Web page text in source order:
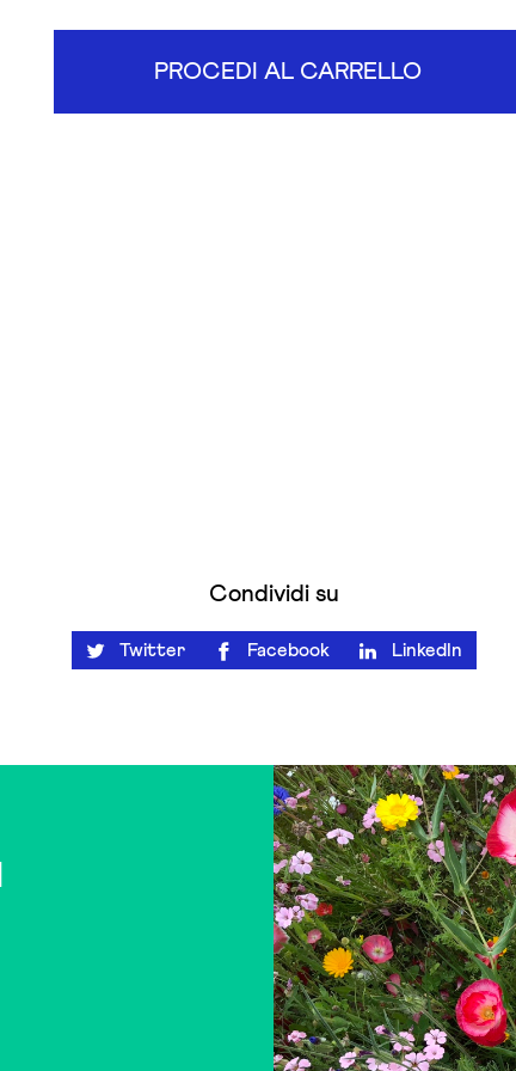
PROCEDI AL CARRELLO
Condividi su
Twitter Facebook LinkedIn